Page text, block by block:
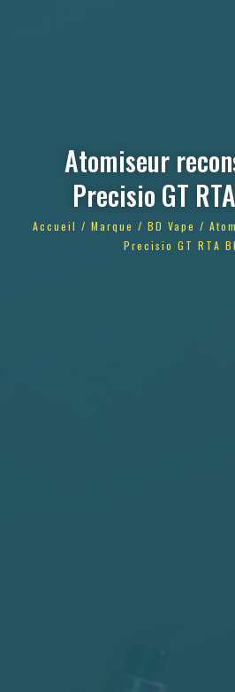
Atomiseur
Precisio GT
Accueil / Marque / BD Vape /
Precisio GT RTA